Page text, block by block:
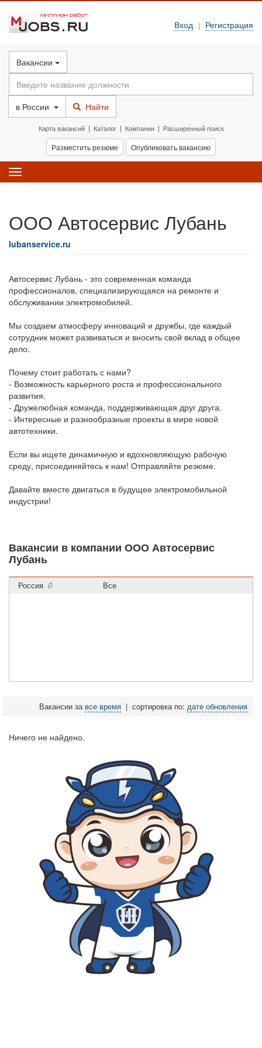
Вход | Регистрация
Вакансии
в России Найти
Карта вакансий| Каталог| Компании| Расширенный поиск
Разместить резюме Опубликовать вакансию
Toggle
navigation
ООО Автосервис Лубань
lubanservice.ru
Автосервис Лубань - это современная команда
профессионалов, специализирующаяся на ремонте и
обслуживании электромобилей.
Мы создаем атмосферу инноваций и дружбы, где каждый
сотрудник может развиваться и вносить свой вклад в общее
дело.
Почему стоит работать с нами?
- Возможность карьерного роста и профессионального
развития.
- Дружелюбная команда, поддерживающая друг друга.
- Интересные и разнообразные проекты в мире новой
автотехники.
Если вы ищете динамичную и вдохновляющую рабочую
среду, присоединяйтесь к нам! Отправляйте резюме.
Давайте вместе двигаться в будущее электромобильной
индустрии!
Вакансии в компании ООО Автосервис
Лубань
Россия 0 Все
Вакансии за все время | сортировка по: дате обновления
Ничего не найдено.